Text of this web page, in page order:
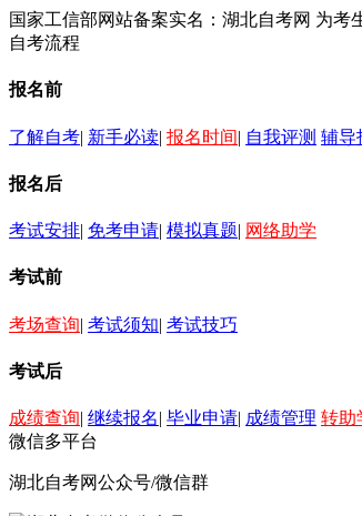
国家工信部网站备案实名：湖北自考网 为考
自考流程
报名前
了解自考| 新手必读| 报名时间| 自我评测 辅导
报名后
考试安排| 免考申请| 模拟真题| 网络助学
考试前
考场查询| 考试须知| 考试技巧
考试后
成绩查询| 继续报名| 毕业申请| 成绩管理 转助
微信多平台
湖北自考网公众号/微信群